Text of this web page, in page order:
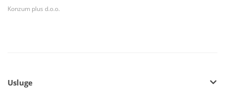
Konzum plus d.o.o.
Usluge